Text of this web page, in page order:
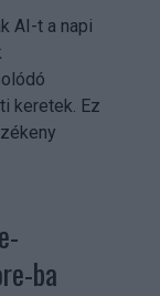
AI-t a napi
keretek. Ez
ba